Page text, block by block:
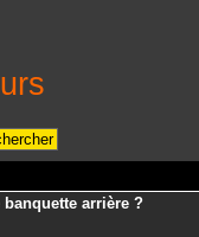
arrière ?